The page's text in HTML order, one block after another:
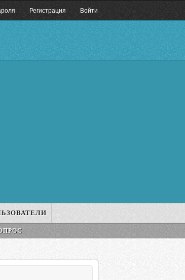
Регистрация Войти